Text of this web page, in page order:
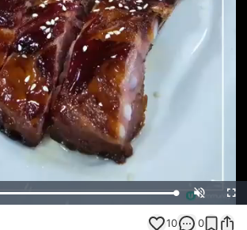
Loaded:
100.00%
Unmute
10 0